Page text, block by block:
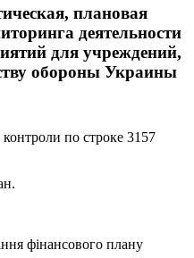
плановая
деятельности
для учреждений,
обороны Украины
по строке 3157
фінансового плану